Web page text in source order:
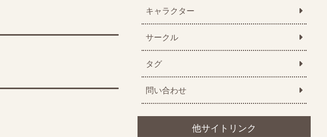
キャラクター
サークル
タグ
問い合わせ
他サイトリンク